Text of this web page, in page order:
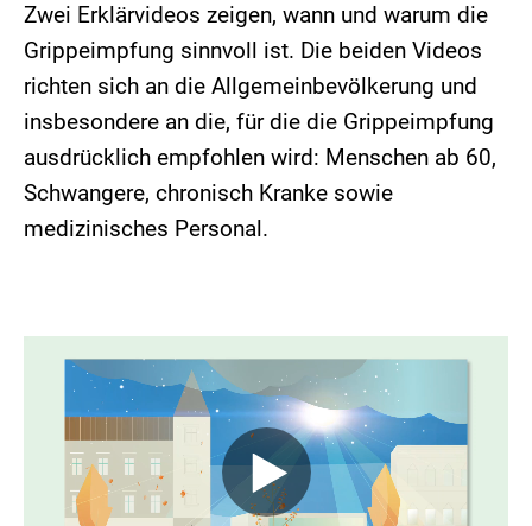
Zwei Erklärvideos zeigen, wann und warum die
Grippeimpfung sinnvoll ist. Die beiden Videos
richten sich an die Allgemeinbevölkerung und
insbesondere an die, für die die Grippeimpfung
ausdrücklich empfohlen wird: Menschen ab 60,
Schwangere, chronisch Kranke sowie
medizinisches Personal.